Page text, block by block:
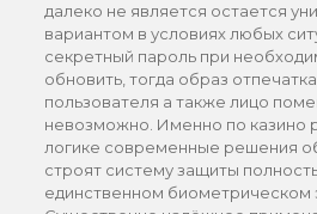
далеко не является остается
вариантом в условиях любых
секретный пароль при
обновить, тогда образ
пользователя а также лицо
невозможно. Именно по казино
логике современные решения
строят систему защиты
единственном биометрическом